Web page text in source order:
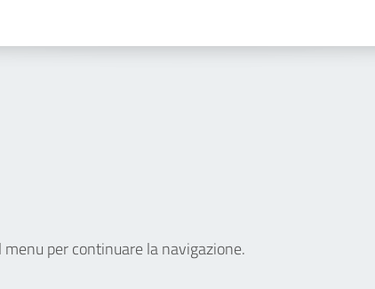
menu per continuare la navigazione.